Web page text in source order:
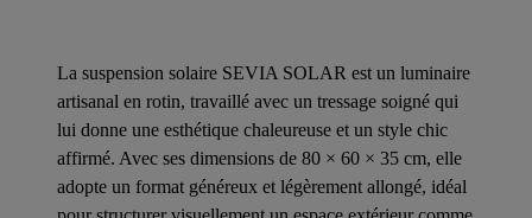
La suspension solaire SEVIA SOLAR est un luminaire
artisanal en rotin, travaillé avec un tressage soigné qui
lui donne une esthétique chaleureuse et un style chic
affirmé. Avec ses dimensions de 80 × 60 × 35 cm, elle
adopte un format généreux et légèrement allongé, idéal